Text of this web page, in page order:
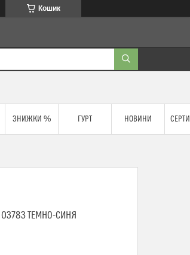
Кошик
ЗНИЖКИ % ГУРТ НОВИНИ
03783 ТЕМНО-СИНЯ